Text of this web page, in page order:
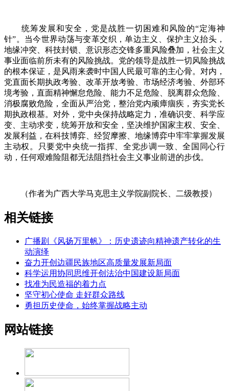
统筹发展和安全，党是战胜一切困难和风险的“定海神
针”。当今世界动荡与变革交织，单边主义、保护主义抬头，
地缘冲突、科技封锁、意识形态交锋多重风险叠加，社会主义
事业面临前所未有的风险挑战。党的领导是战胜一切风险挑战
的根本保证，是风雨来袭时中国人民最可靠的主心骨。对内，
党直面长期执政考验、改革开放考验、市场经济考验、外部环
境考验，直面精神懈怠危险、能力不足危险、脱离群众危险、
消极腐败危险，全面从严治党，整治党内顽瘴痼疾，夯实党长
期执政根基。对外，党中央保持战略定力，准确识变、科学应
变、主动求变，统筹开放和安全，坚决维护国家主权、安全、
发展利益，在科技博弈、经贸摩擦、地缘博弈中牢牢掌握发展
主动权。只要党中央统一指挥、全党步调一致、全国同心行
动，任何艰难险阻都无法阻挡社会主义事业前进的步伐。
（作者为广西大学马克思主义学院副院长、二级教授）
相关链接
广播剧《风扬万里帆》：历史遗迹向精神遗产转化的生
动演绎
奋力开创边疆民族地区高质量发展新局面
科学运用协同思维开创法治中国建设新局面
找准为民造福的着力点
坚守初心使命 走好群众路线
勇担历史使命，始终掌握战略主动
网站链接